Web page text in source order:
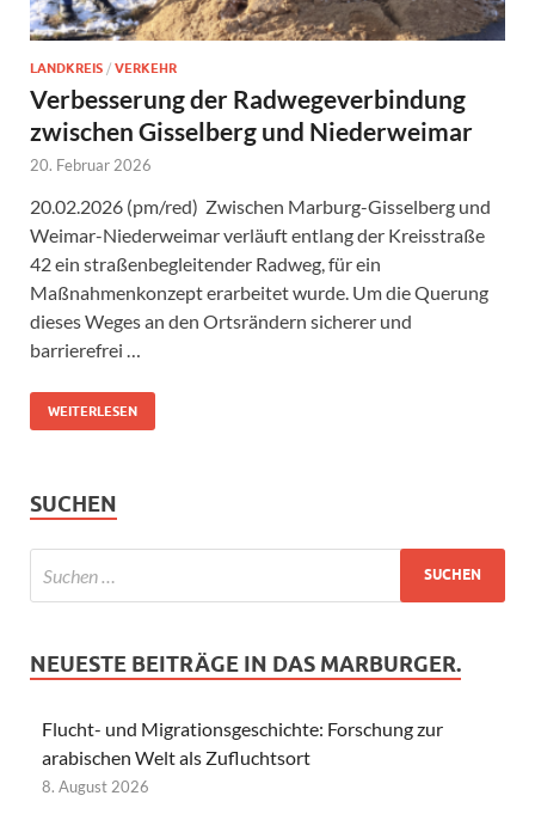
LANDKREIS / VERKEHR
Verbesserung der Radwegeverbindung
zwischen Gisselberg und Niederweimar
20. Februar 2026
20.02.2026 (pm/red) Zwischen Marburg-Gisselberg und
Weimar-Niederweimar verläuft entlang der Kreisstraße
42 ein straßenbegleitender Radweg, für ein
Maßnahmenkonzept erarbeitet wurde. Um die Querung
dieses Weges an den Ortsrändern sicherer und
barrierefrei …
WEITERLESEN
SUCHEN
NEUESTE BEITRÄGE IN DAS MARBURGER.
Flucht- und Migrationsgeschichte: Forschung zur
arabischen Welt als Zufluchtsort
8. August 2026